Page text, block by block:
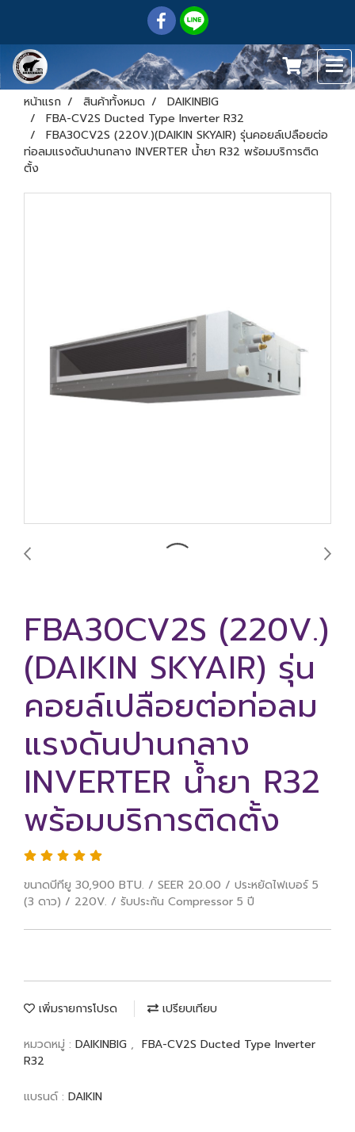
หน้าแรก สินค้าทั้งหมด
DAIKINBIG
FBA-CV2S Ducted Type Inverter R32
FBA30CV2S (220V.)(DAIKIN SKYAIR) รุ่นคอยล์เปลือยต่อ
ท่อลมแรงดันปานกลาง INVERTER น้ำยา R32 พร้อมบริการติด
ตั้ง
FBA30CV2S (220V.)
(DAIKIN SKYAIR) รุ่น
คอยล์เปลือยต่อท่อลม
แรงดันปานกลาง
INVERTER น้ำยา R32
พร้อมบริการติดตั้ง
ขนาดบีทียู 30,900 BTU. / SEER 20.00 / ประหยัดไฟเบอร์ 5
(3 ดาว) / 220V. / รับประกัน Compressor 5 ปี
เพิ่มรายการโปรด เปรียบเทียบ
หมวดหมู่ : DAIKINBIG , FBA-CV2S Ducted Type Inverter
R32
แบรนด์ : DAIKIN